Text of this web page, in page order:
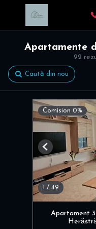
92
Apartamente
Caută din nou
Comision 0%
1 / 49
Previous
Apartament 3